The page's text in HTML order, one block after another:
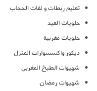
تعليم ربطات و لفات الحجاب
حلويات العيد
حلويات مغربية
ديكور واكسسوارات المنزل
شهيوات الطبخ المغربي
شهيوات رمضان